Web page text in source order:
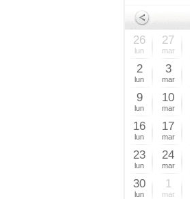
26
lun
27
mar
2
lun
3
mar
9
lun
10
mar
16
lun
17
mar
23
lun
24
mar
30
lun
1
mar